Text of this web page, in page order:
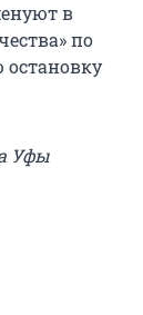
в
по
Уфы